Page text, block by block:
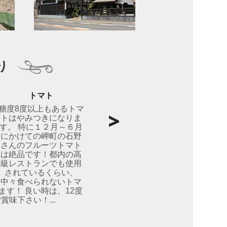
トマト
度8度以上もあるトマ
トはやみつきになりま
す。 特に１２月～６月
にかけての岬町の石野
さんのフルーツトマト
は絶品です！都内の高
級レストランでも使用
されているくらい、
中々食べられないトマ
す！ 良い時は、12度
味下さい！...